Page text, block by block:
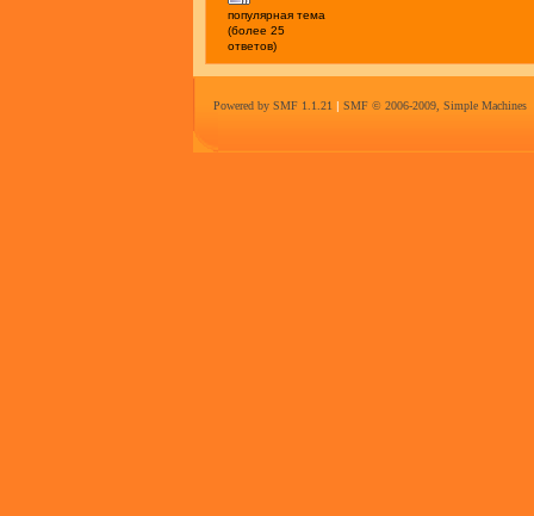
популярная тема
(более 25
ответов)
Powered by SMF 1.1.21 | SMF © 2006-2009, Simple Machines